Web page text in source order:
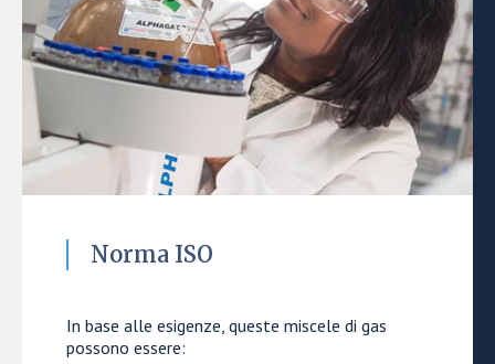
Norma ISO
In base alle esigenze, queste miscele di gas
possono essere: